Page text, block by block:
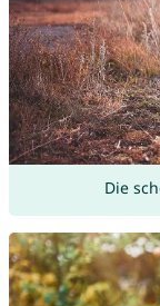
Die